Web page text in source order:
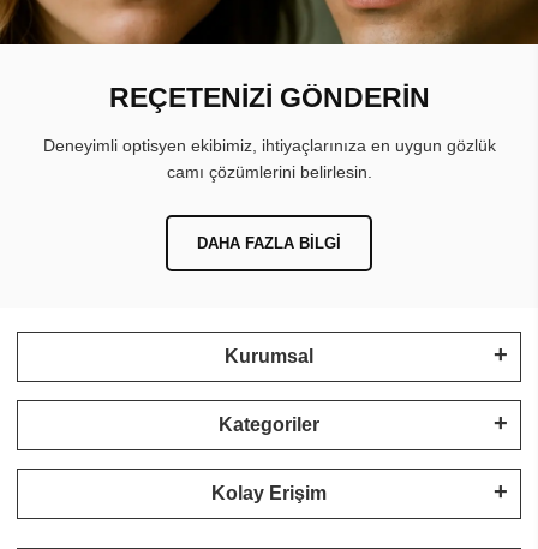
REÇETENİZİ GÖNDERİN
Deneyimli optisyen ekibimiz, ihtiyaçlarınıza en uygun gözlük
camı çözümlerini belirlesin.
DAHA FAZLA BILGI
Kurumsal
Kategoriler
Kolay Erişim